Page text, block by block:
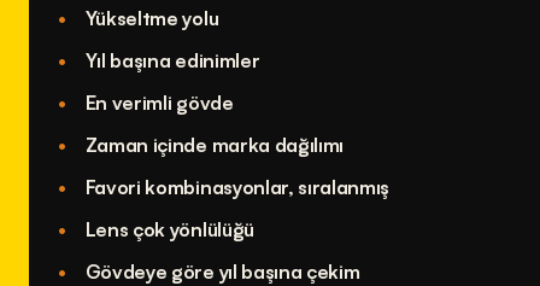
Yükseltme yolu
Yıl başına edinimler
En verimli gövde
Zaman içinde marka dağılımı
Favori kombinasyonlar, sıralanmış
Lens çok yönlülüğü
Gövdeye göre yıl başına çekim